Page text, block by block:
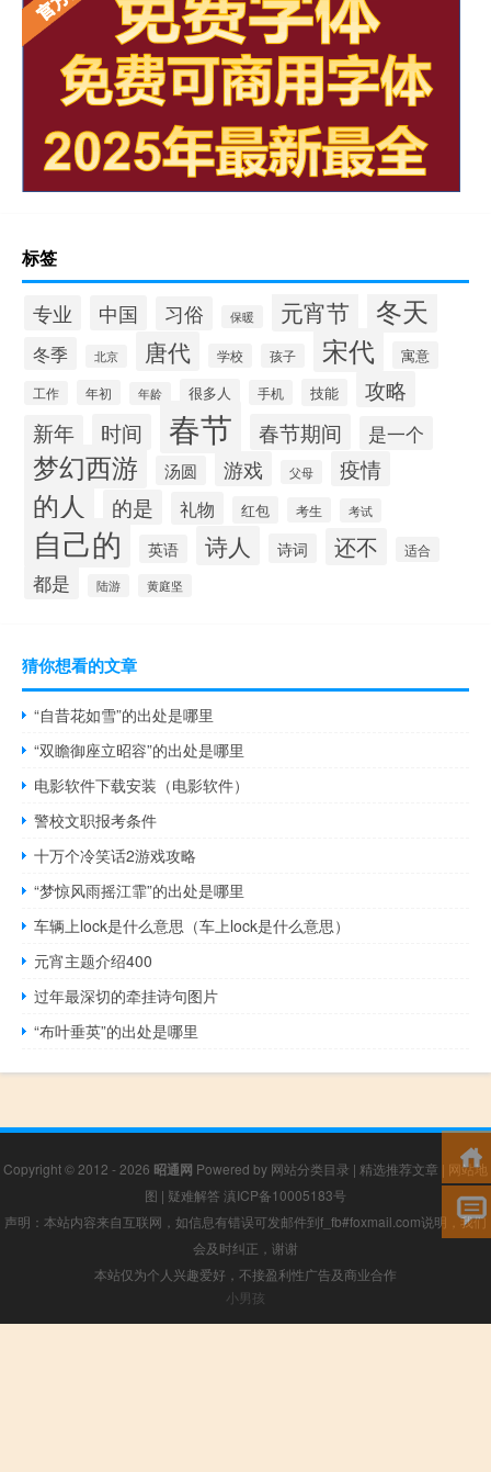
标签
专业 中国 习俗 保暖 元宵节 冬天
冬季 北京 唐代 学校 孩子 宋代 寓意
工作 年初 年龄 很多人 手机 技能 攻略
新年 时间 春节 春节期间 是一个
梦幻西游 汤圆 游戏 父母 疫情
的人 的是 礼物 红包 考生 考试
自己的 英语 诗人 诗词 还不 适合
都是 陆游 黄庭坚
猜你想看的文章
“自昔花如雪”的出处是哪里
“双瞻御座立昭容”的出处是哪里
电影软件下载安装（电影软件）
警校文职报考条件
十万个冷笑话2游戏攻略
“梦惊风雨摇江霏”的出处是哪里
车辆上lock是什么意思（车上lock是什么意思）
元宵主题介绍400
过年最深切的牵挂诗句图片
“布叶垂英”的出处是哪里
Copyright © 2012 - 2026 昭通网 Powered by 网站分类目录 | 精选推荐文章 | 网站地
图 | 疑难解答 滇ICP备10005183号
声明：本站内容来自互联网，如信息有错误可发邮件到f_fb#foxmail.com说明，我们
会及时纠正，谢谢
本站仅为个人兴趣爱好，不接盈利性广告及商业合作
小男孩